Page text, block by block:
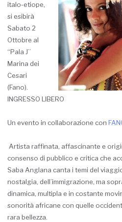
italo-etiope,
si esibirà
Sabato 2
Ottobre al
“Pala J”
Marina dei
Cesari
(Fano).
INGRESSO LIBERO
Un evento in collaborazione con
Artista raffinata, affascinante e
consenso di pubblico e critica che
Saba Anglana canta i temi del
nostalgia, dell’immigrazione, ma
dinamica, multipla e in costante
sonorità africane con quelle
rara bellezza.